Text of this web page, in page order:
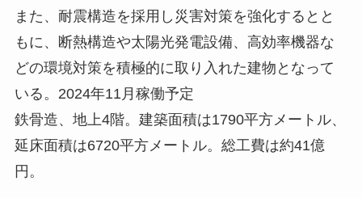
また、耐震構造を採用し災害対策を強化するとと
もに、断熱構造や太陽光発電設備、高効率機器な
どの環境対策を積極的に取り入れた建物となって
いる。2024年11月稼働予定
鉄骨造、地上4階。建築面積は1790平方メートル、
延床面積は6720平方メートル。総工費は約41億
円。